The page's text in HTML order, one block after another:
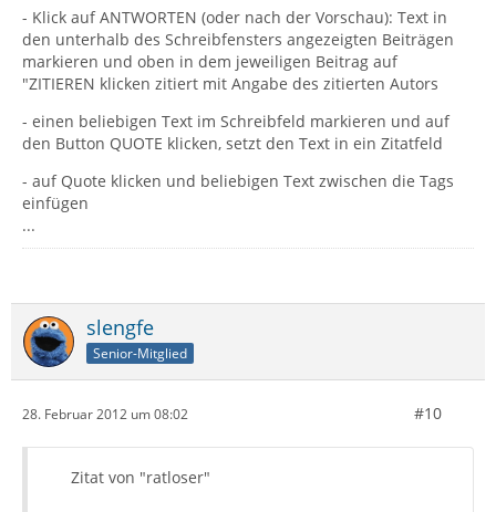
- Klick auf ANTWORTEN (oder nach der Vorschau): Text in
den unterhalb des Schreibfensters angezeigten Beiträgen
markieren und oben in dem jeweiligen Beitrag auf
"ZITIEREN klicken zitiert mit Angabe des zitierten Autors
- einen beliebigen Text im Schreibfeld markieren und auf
den Button QUOTE klicken, setzt den Text in ein Zitatfeld
- auf Quote klicken und beliebigen Text zwischen die Tags
einfügen
...
slengfe
Senior-Mitglied
28. Februar 2012 um 08:02 #10
Zitat von "ratloser"